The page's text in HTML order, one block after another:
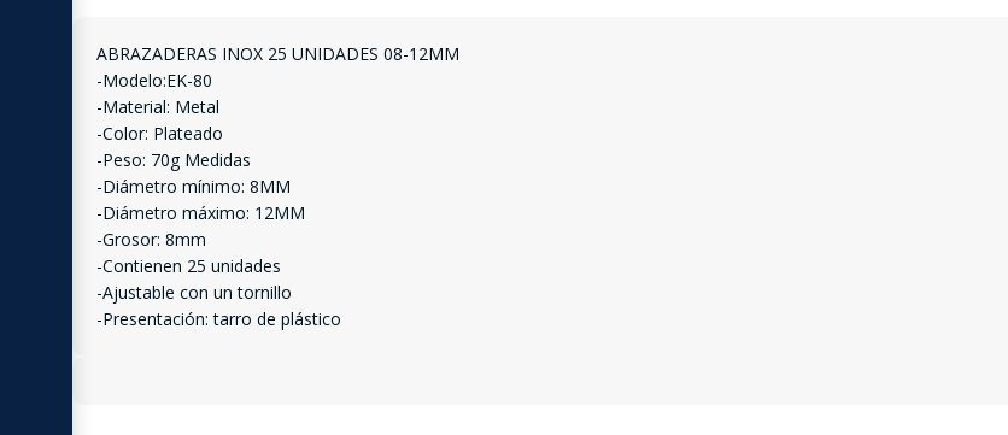
ABRAZADERAS INOX 25 UNIDADES 08-12MM
-Modelo:EK-80
-Material: Metal
-Color: Plateado
-Peso: 70g Medidas
-Diámetro mínimo: 8MM
-Diámetro máximo: 12MM
-Grosor: 8mm
-Contienen 25 unidades
-Ajustable con un tornillo
-Presentación: tarro de plástico